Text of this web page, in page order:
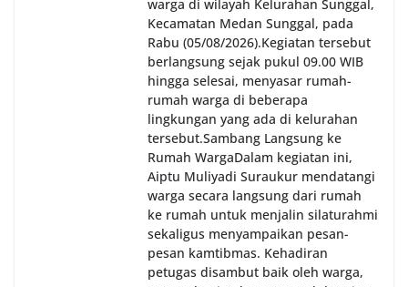
keamanan, ketertiban, dan kekompakan
lingkungan, khususnya dalam menyambut
momentum bersejarah HUT Kemerdekaan
Republik Indonesia.‎Kegiatan sambang ini
rencananya akan terus dilaksanakan secara rutin
oleh Bhabinkamtibmas di wilayah Kelurahan
Sunggal sebagai bagian dari upaya menciptakan
situasi Kamtibmas yang aman dan kondusif,
sekaligus menumbuhkan semangat nasionalisme
warga dalam menyambut Hari Kemerdekaan RI.
warga di wilayah Kelurahan Sunggal,
Kecamatan Medan Sunggal, pada
Rabu (05/08/2026).‎‎Kegiatan tersebut
berlangsung sejak pukul 09.00 WIB
hingga selesai, menyasar rumah-
rumah warga di beberapa
lingkungan yang ada di kelurahan
tersebut.‎Sambang Langsung ke
Rumah Warga‎Dalam kegiatan ini,
Aiptu Muliyadi Suraukur mendatangi
warga secara langsung dari rumah
ke rumah untuk menjalin silaturahmi
sekaligus menyampaikan pesan-
pesan kamtibmas. Kehadiran
petugas disambut baik oleh warga,